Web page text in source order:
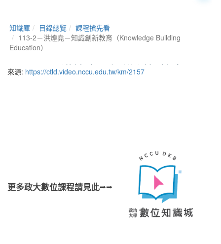
來源: https://ctld.video.nccu.edu.tw/km/2157
更多政大數位課程請見此⭢⭢